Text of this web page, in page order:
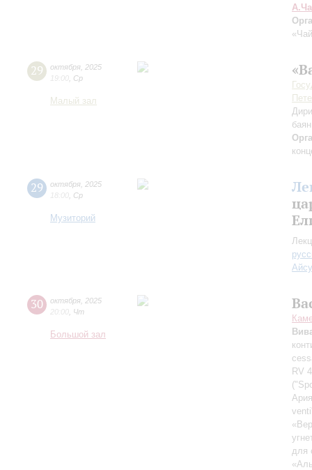
29 октября 2025
19:00 Ср
Малый зал
баян
29 октября 2025
18:00 Ср
Музиторий
30 октября 2025
20:00 Чт
Большой зал
RV
для